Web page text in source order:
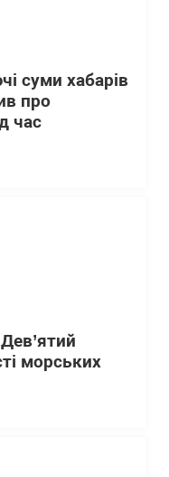
суми хабарів
про
час
морських